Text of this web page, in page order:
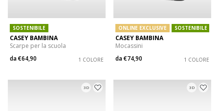
SOSTENIBILE
CASEY BAMBINA
Scarpe per la scuola
da€64,90 1 COLORE
ONLINE EXCLUSIVE SOSTENIBILE
CASEY BAMBINA
Mocassini
da€74,90 1 COLORE
3D 3D